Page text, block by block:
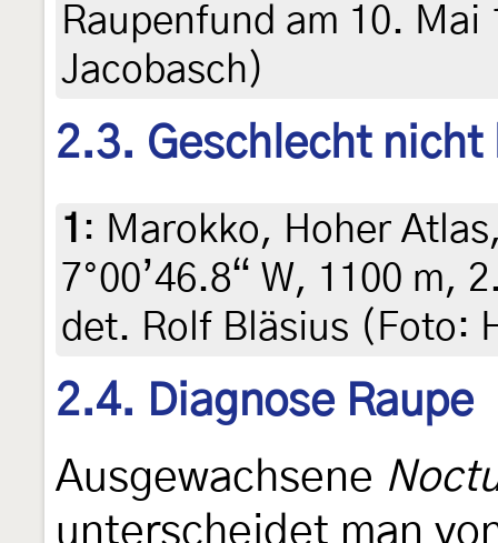
Raupenfund am 10.
Jacobasch)
2.3. Geschlecht nicht
1 : Marokko, Hoher
7°00’46.8“ W, 1100 m,
det. Rolf Bläsius (Foto:
2.4. Diagnose Raupe
Ausgewachsene
unterscheidet man